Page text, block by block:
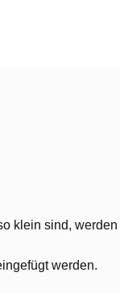
klein sind,
werden.